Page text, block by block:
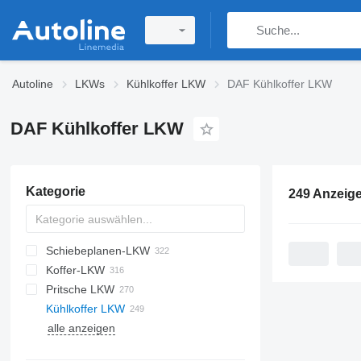
Autoline LKWs Kühlkoffer LKW DAF Kühlkoffer LKW
DAF Kühlkoffer LKW
Kategorie
Schiebeplanen-LKW
Koffer-LKW
Pritsche LKW
Kühlkoffer LKW
alle anzeigen
249